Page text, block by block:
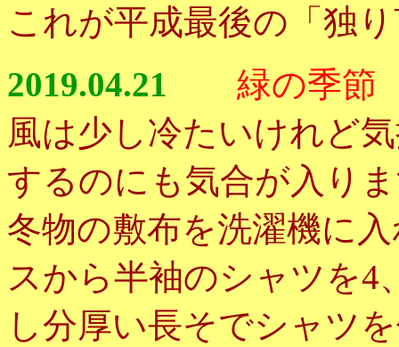
これが平成最後の「独
2019.04.21
緑の季節
風は少し冷たいけれど
するのにも気合が入り
冬物の敷布を洗濯機に
スから半袖のシャツを4
し分厚い長そでシャツ